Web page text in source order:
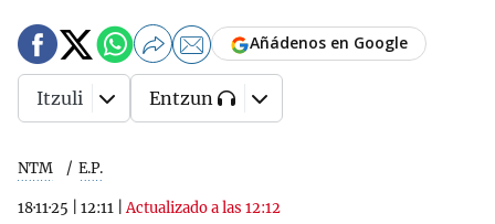
NTM E.P.
18·11·25 12:11 |Actualizado a las 12:12
Añádenos en Google
Itzuli Entzun